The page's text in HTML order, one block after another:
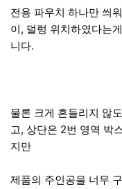
전용 파우치 하나만 씌
이, 덜렁 위치하였다는
니다.
물론 크게 흔들리지 않
고, 상단은 2번 영역 박
지만
제품의 주인공을 너무